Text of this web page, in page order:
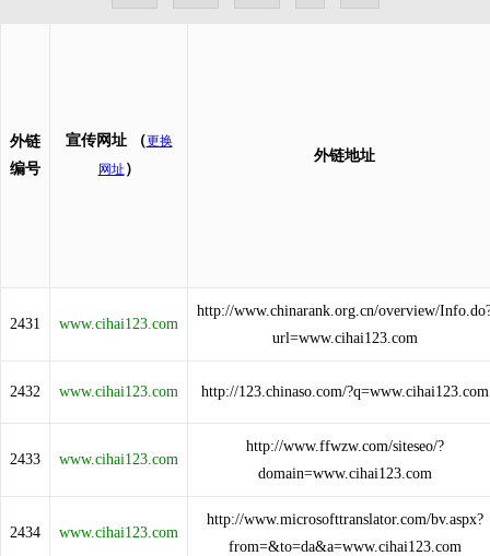
外链
编号
宣传网址 （更换
网址 ）
外链地址
2431 www.cihai123.com
http://www.chinarank.org.cn/overview/
url=www.cihai123.com
2432 www.cihai123.com http://123.chinaso.com/?q=www.cihai123.com
2433 www.cihai123.com
http://www.ffwzw.com/siteseo/?
domain=www.cihai123.com
2434 www.cihai123.com
http://www.microsofttranslator.com/bv.aspx?
from=&to=da&a=www.cihai123.com